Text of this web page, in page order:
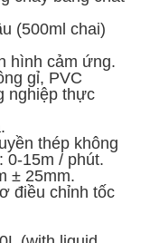
(500ml chai)
hình cảm ứng.
gỉ, PVC
nghiệp thực
thép không
0-15m / phút.
± 25mm.
điều chỉnh tốc